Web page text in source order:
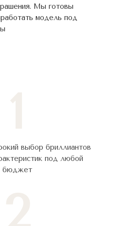
Мы готовы
модель под
выбор бриллиантов
под любой
бюджет